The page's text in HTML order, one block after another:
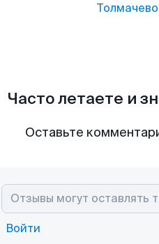
Толмачево
Часто летаете и
Оставьте
Войти